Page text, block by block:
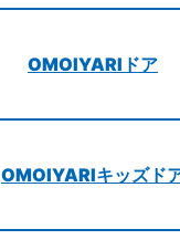
OMOIYARIドア
OMOIYARIキッズド